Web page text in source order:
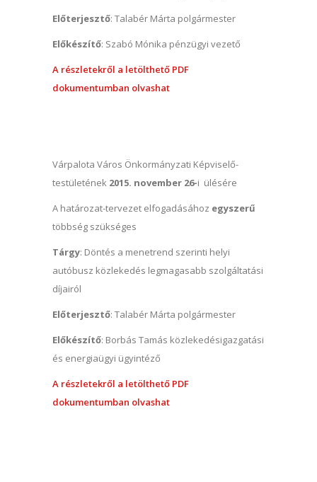
Előterjesztő: Talabér Márta polgármester
Előkészítő: Szabó Mónika pénzügyi vezető
A részletekről a letölthető PDF
dokumentumban olvashat
Várpalota Város Önkormányzati Képviselő-
testületének 2015. november 26-i ülésére
A határozat-tervezet elfogadásához egyszerű
többség szükséges
Tárgy: Döntés a menetrend szerinti helyi
autóbusz közlekedés legmagasabb szolgáltatási
díjairól
Előterjesztő: Talabér Márta polgármester
Előkészítő: Borbás Tamás közlekedésigazgatási
és energiaügyi ügyintéző
A részletekről a letölthető PDF
dokumentumban olvashat